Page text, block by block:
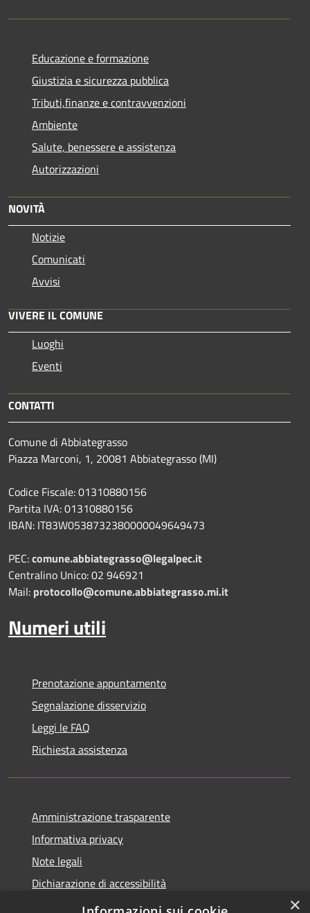
Educazione e formazione
Giustizia e sicurezza pubblica
Tributi,finanze e contravvenzioni
Ambiente
Salute, benessere e assistenza
Autorizzazioni
NOVITÀ
Notizie
Comunicati
Avvisi
VIVERE IL COMUNE
Luoghi
Eventi
CONTATTI
Comune di Abbiategrasso
Piazza Marconi, 1, 20081 Abbiategrasso (MI)
Codice Fiscale: 01310880156
Partita IVA: 01310880156
IBAN: IT83W0538732380000049649473
PEC:comune.abbiategrasso@legalpec.it
Centralino Unico: 02 946921
Mail: protocollo@comune.abbiategrasso.mi.it
Numeri utili
Prenotazione appuntamento
Segnalazione disservizio
Leggi le FAQ
Richiesta assistenza
Amministrazione trasparente
Informativa privacy
Note legali
Dichiarazione di accessibilità
Whistleblowing
×